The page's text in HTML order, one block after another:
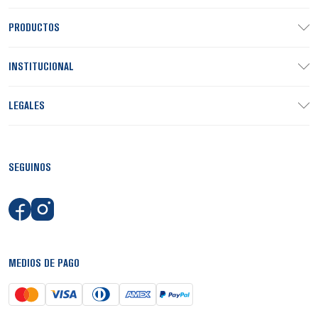
PRODUCTOS
INSTITUCIONAL
LEGALES
SEGUINOS
MEDIOS DE PAGO